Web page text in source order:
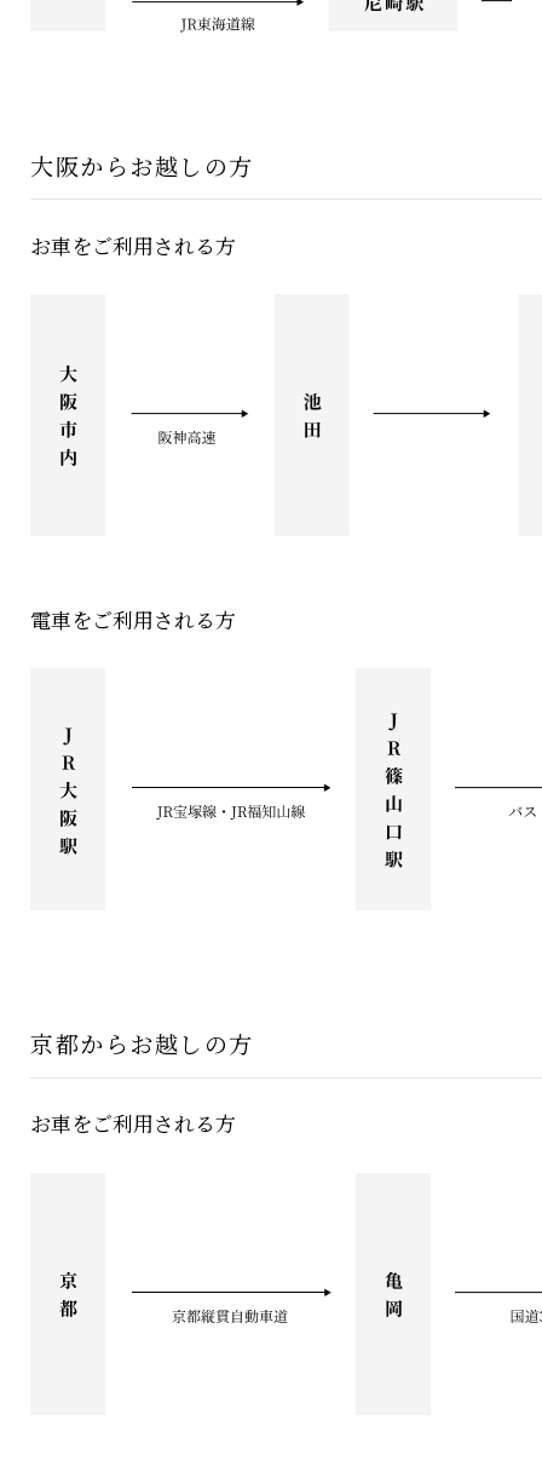
大阪からお越しの方
お車をご利用される方
電車をご利用される方
京都からお越しの方
お車をご利用される方